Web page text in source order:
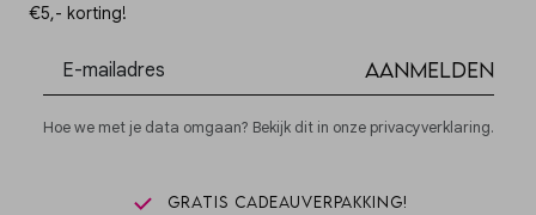
€5,- korting!
Aanmelden
Hoe we met je data omgaan? Bekijk dit in onze privacyverklaring.
Gratis cadeauverpakking!